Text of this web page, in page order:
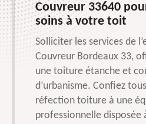
Couvreur 33640
soins à votre toit
Solliciter les services de
Couvreur Bordeaux 33,
une toiture étanche et
d’urbanisme. Confiez
réfection toiture à une
professionnelle disposée